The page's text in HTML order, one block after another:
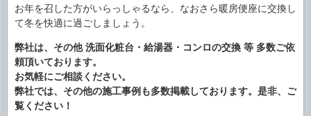
お年を召した方がいらっしゃるなら、なおさら暖房便座に交換し
て冬を快適に過ごしましょう。
弊社は、その他洗面化粧台・給湯器・コンロの交換 等 多数ご依
頼頂いております。
お気軽にご相談ください。
弊社では、その他の施工事例も多数掲載しております。是非、ご
覧ください！